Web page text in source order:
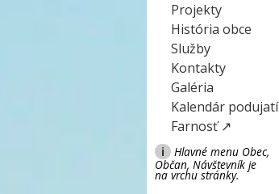
Projekty
História obce
Služby
Kontakty
Galéria
Kalendár podujatí
Farnosť ↗
i
Hlavné menu Obec,
Občan, Návštevník je
na vrchu stránky.